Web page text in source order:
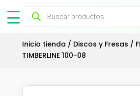
Búsqueda
productos
Inicio tienda / Discos y Fresas /
TIMBERLINE 100-08